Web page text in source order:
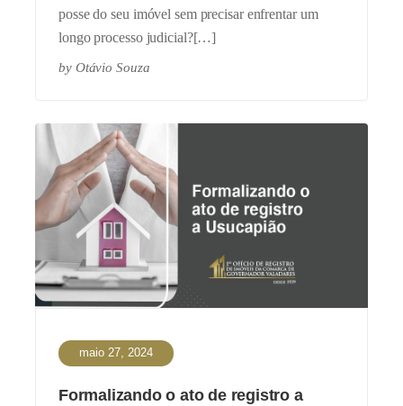
posse do seu imóvel sem precisar enfrentar um
longo processo judicial?[…]
by Otávio Souza
maio 27, 2024
Formalizando o ato de registro a